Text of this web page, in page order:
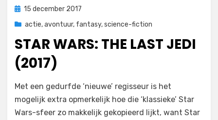
Geplaatst
15 december 2017
actie,avontuur, fantasy,science-fiction
STAR WARS: THE LAST JEDI
(2017)
door Filmofiel.nl
Laat een reactie achter
Wars:
The
Met een gedurfde ‘nieuwe’ regisseur is het
mogelijk extra opmerkelijk hoe die ‘klassieke’ Star
Wars-sfeer zo makkelijk gekopieerd lijkt, want Star